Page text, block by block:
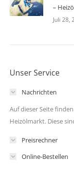
–
Juli 28,
Unser Service
Nachrichten
Auf dieser Seite
Heizölmarkt. Diese
Preisrechner
Online-Bestellen